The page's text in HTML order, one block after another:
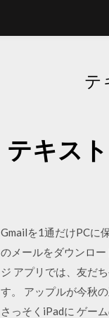
テ
テキス
Gmailを1通だけPCに
のメールをダウンロ
ジ アプリでは、友だ
す。 アップルが今秋
さっそくiPadに ゲー